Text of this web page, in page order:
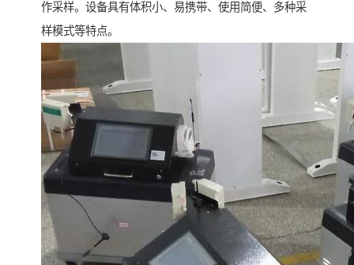
作采样。设备具有体积小、易携带、使用简便、多种采
样模式等特点。